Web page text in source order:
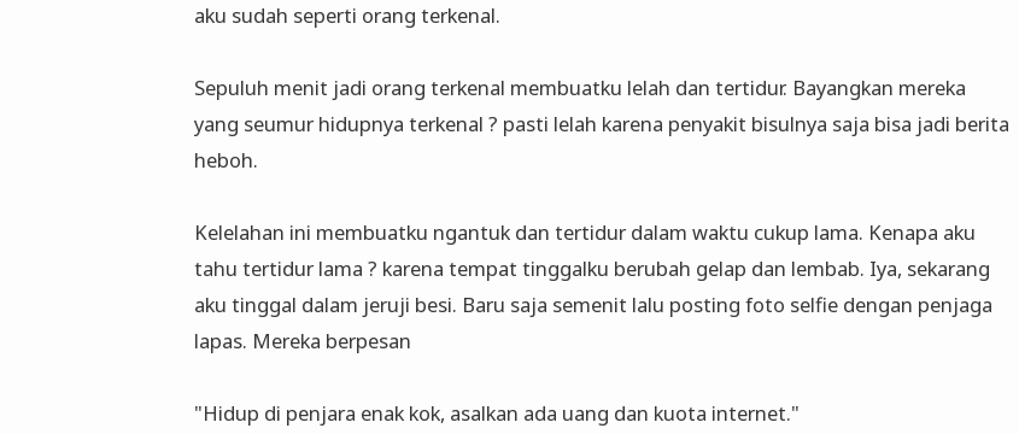
aku sudah seperti orang terkenal.
Sepuluh menit jadi orang terkenal membuatku lelah dan tertidur. Bayangkan mereka
yang seumur hidupnya terkenal ? pasti lelah karena penyakit bisulnya saja bisa jadi berita
heboh.
Kelelahan ini membuatku ngantuk dan tertidur dalam waktu cukup lama. Kenapa aku
tahu tertidur lama ? karena tempat tinggalku berubah gelap dan lembab. Iya, sekarang
aku tinggal dalam jeruji besi. Baru saja semenit lalu posting foto selfie dengan penjaga
lapas. Mereka berpesan
"Hidup di penjara enak kok, asalkan ada uang dan kuota internet."